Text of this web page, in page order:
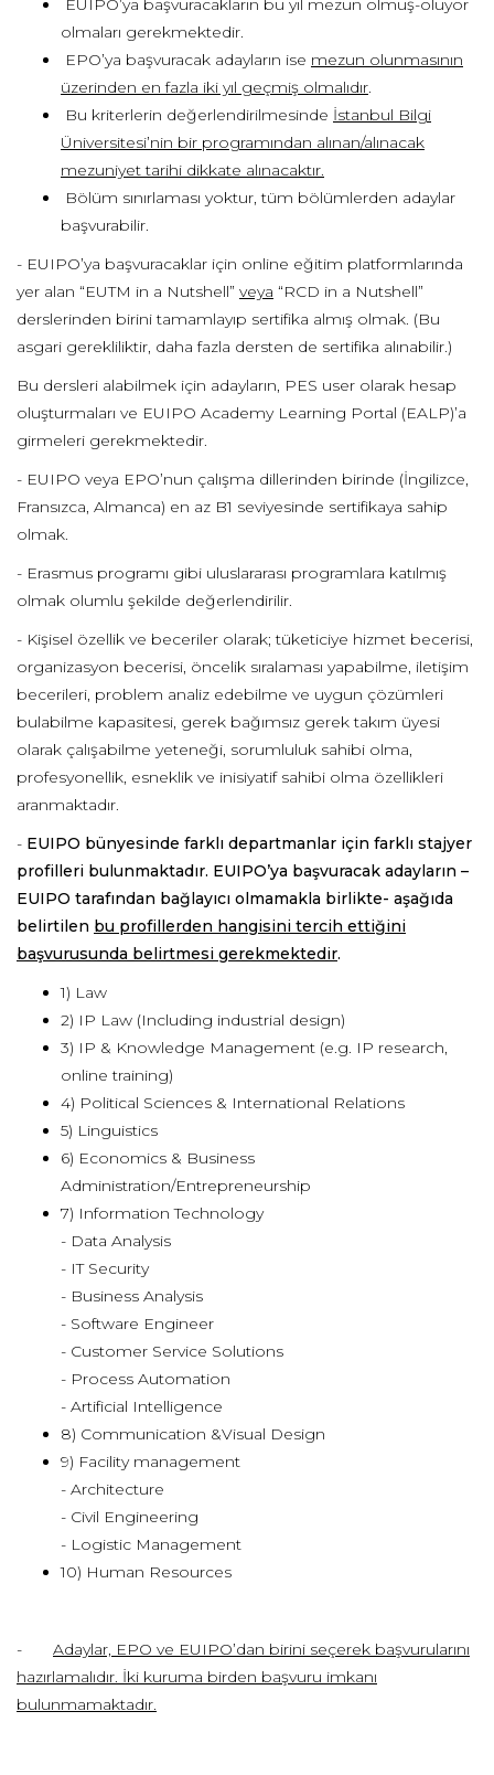
EUIPO’ya başvuracakların bu yıl mezun olmuş-oluyor
olmaları gerekmektedir.
EPO’ya başvuracak adayların ise mezun olunmasının
üzerinden en fazla iki yıl geçmiş olmalıdır.
Bu kriterlerin değerlendirilmesinde İstanbul Bilgi
Üniversitesi’nin bir programından alınan/alınacak
mezuniyet tarihi dikkate alınacaktır.
Bölüm sınırlaması yoktur, tüm bölümlerden adaylar
başvurabilir.
- EUIPO’ya başvuracaklar için online eğitim platformlarında
yer alan “EUTM in a Nutshell” veya “RCD in a Nutshell”
derslerinden birini tamamlayıp sertifika almış olmak. (Bu
asgari gerekliliktir, daha fazla dersten de sertifika alınabilir.)
Bu dersleri alabilmek için adayların, PES user olarak hesap
oluşturmaları ve EUIPO Academy Learning Portal (EALP)’a
girmeleri gerekmektedir.
- EUIPO veya EPO’nun çalışma dillerinden birinde (İngilizce,
Fransızca, Almanca) en az B1 seviyesinde sertifikaya sahip
olmak.
- Erasmus programı gibi uluslararası programlara katılmış
olmak olumlu şekilde değerlendirilir.
- Kişisel özellik ve beceriler olarak; tüketiciye hizmet becerisi,
organizasyon becerisi, öncelik sıralaması yapabilme, iletişim
becerileri, problem analiz edebilme ve uygun çözümleri
bulabilme kapasitesi, gerek bağımsız gerek takım üyesi
olarak çalışabilme yeteneği, sorumluluk sahibi olma,
profesyonellik, esneklik ve inisiyatif sahibi olma özellikleri
aranmaktadır.
- EUIPO bünyesinde farklı departmanlar için farklı stajyer
profilleri bulunmaktadır. EUIPO’ya başvuracak adayların –
EUIPO tarafından bağlayıcı olmamakla birlikte- aşağıda
belirtilen bu profillerden hangisini tercih ettiğini
başvurusunda belirtmesi gerekmektedir.
1) Law
2) IP Law (Including industrial design)
3) IP & Knowledge Management (e.g. IP research,
online training)
4) Political Sciences & International Relations
5) Linguistics
6) Economics & Business
Administration/Entrepreneurship
7) Information Technology
- Data Analysis
- IT Security
- Business Analysis
- Software Engineer
- Customer Service Solutions
- Process Automation
- Artificial Intelligence
8) Communication &Visual Design
9) Facility management
- Architecture
- Civil Engineering
- Logistic Management
10) Human Resources
- Adaylar, EPO ve EUIPO’dan birini seçerek başvurularını
hazırlamalıdır. İki kuruma birden başvuru imkanı
bulunmamaktadır.